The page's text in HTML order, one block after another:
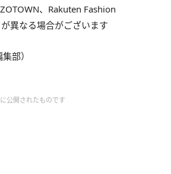
、Rakuten Fashion
異なる場合がございます
部）
公開されたものです